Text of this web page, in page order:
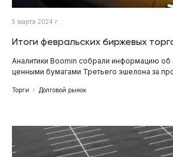
5 марта 2024 г.
Итоги февральских биржевых
Аналитики Boomin собрали информацию об
ценными бумагами Третьего эшелона за
Торги Долговой рынок